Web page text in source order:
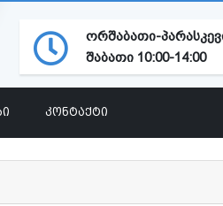
ორშაბათი-
შაბათი 10:00-14:00
ᲙᲝᲜᲢᲐᲥᲢᲘ